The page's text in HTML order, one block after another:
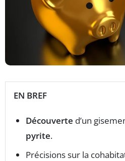
EN BREF
Découverte d’un
pyrite.
Précisions sur la